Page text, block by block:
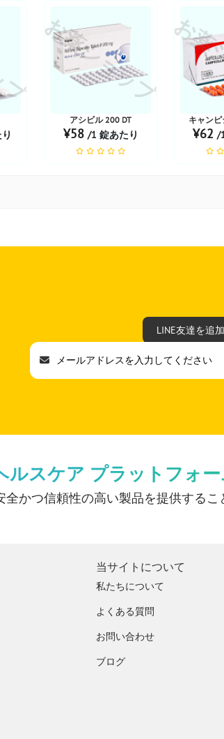
お薬ショップ
アシビル 200 DT
¥58 /1 錠あたり
お
キャン
¥62/
LINE友達を追
ルスケア プラットフォ
かつ信頼性の高い製品を提供するこ
当サイトについて
私たちについて
よくある質問
お問い合わせ
ブログ